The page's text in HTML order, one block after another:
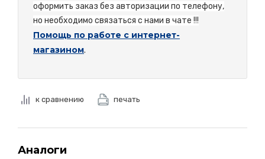
оформить заказ без авторизации по телефону,
но необходимо связаться с нами в чате !!!
Помощь по работе с интернет-
магазином.
к сравнению печать
Аналоги